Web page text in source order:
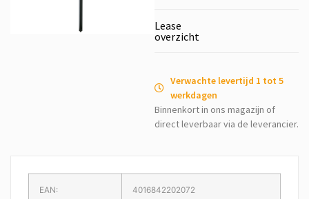
Lease
overzicht
Verwachte levertijd 1 tot 5
werkdagen
Binnenkort in ons magazijn of
direct leverbaar via de leverancier.
EAN: 4016842202072